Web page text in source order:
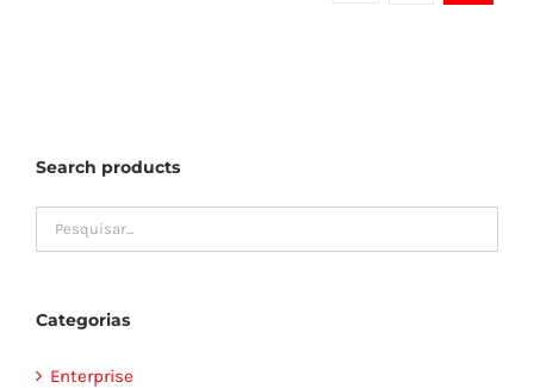
Search products
Categorias
Enterprise